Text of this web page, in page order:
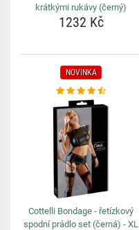
krátkými rukávy (černý)
1232 Kč
NOVINKA
Cottelli Bondage - řetízkový
spodní prádlo set (černá) - XL